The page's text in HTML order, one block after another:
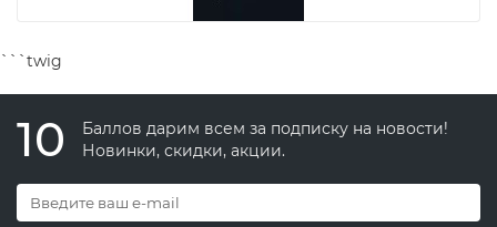
```twig
10
Баллов дарим всем за подписку на новости!
Новинки, скидки, акции.